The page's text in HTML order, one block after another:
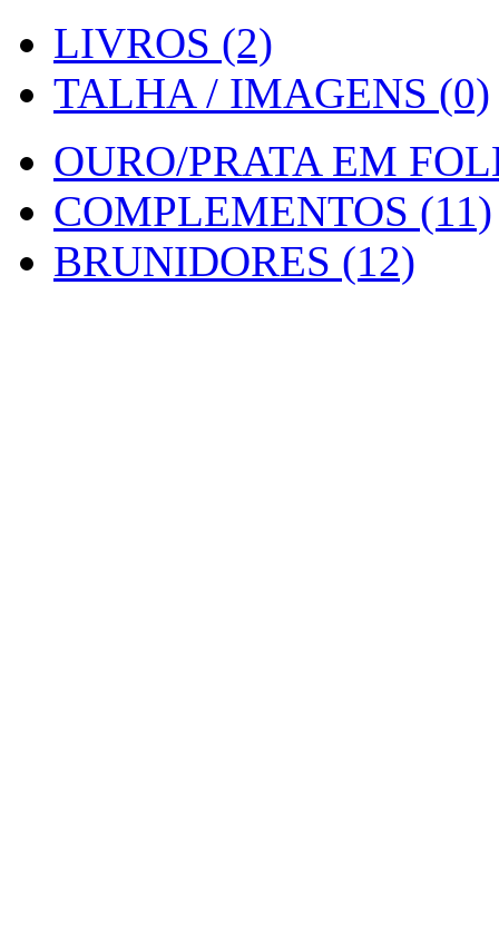
LIVROS (2)
TALHA / IMAGENS (0)
OURO/PRATA EM
COMPLEMENTOS (11)
BRUNIDORES (12)